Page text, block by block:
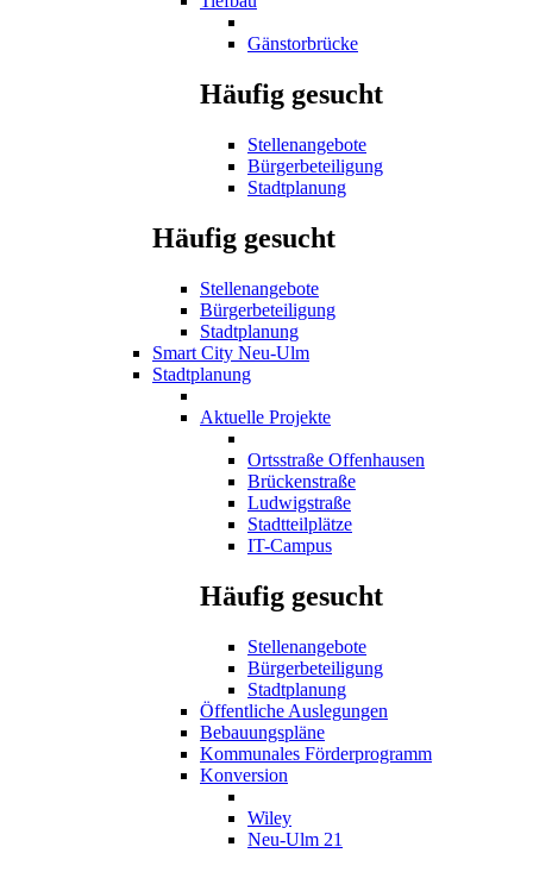
Gänstorbrücke
Häufig gesucht
Stellenangebote
Bürgerbeteiligung
Stadtplanung
Häufig gesucht
Stellenangebote
Bürgerbeteiligung
Stadtplanung
Smart City Neu-Ulm
Stadtplanung
Aktuelle Projekte
Ortsstraße Offenhausen
Brückenstraße
Ludwigstraße
Stadtteilplätze
IT-Campus
Häufig gesucht
Stellenangebote
Bürgerbeteiligung
Stadtplanung
Öffentliche Auslegungen
Bebauungspläne
Kommunales Förderprogramm
Konversion
Wiley
Neu-Ulm 21